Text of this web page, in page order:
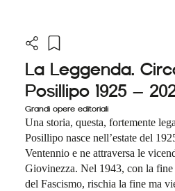
La Leggenda.
Posillipo 1925 –
Grandi opere editoriali
Una storia, questa, fortemente
Posillipo nasce nell’estate del
Ventennio e ne attraversa le
Giovinezza. Nel 1943, con la fine
del Fascismo, rischia la fine ma